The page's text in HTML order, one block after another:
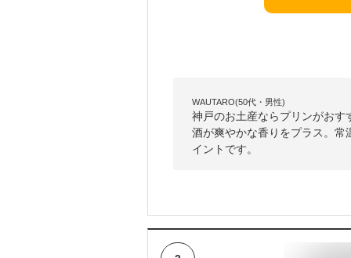
WAUTARO(50代・男性)
神戸のお土産ならプリンがお
酒が爽やかな香りをプラス。
イントです。